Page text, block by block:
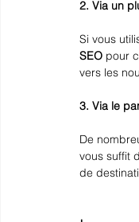
2. Via un
Si vous
SEO pour
vers les
3. Via le
De
vous suffit
de